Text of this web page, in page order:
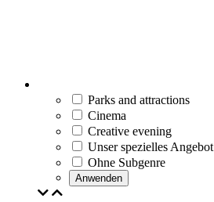
Parks and attractions
Cinema
Creative evening
Unser spezielles Angebot
Ohne Subgenre
Anwenden